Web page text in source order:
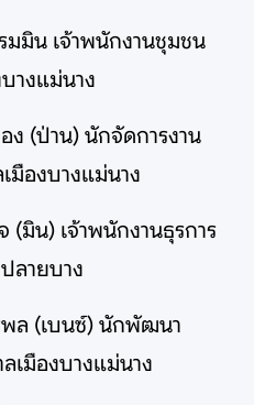
มิน เจ้าพนักงานชุมชน
างแม่นาง
ง (ป่าน) นักจัดการงาน
มืองบางแม่นาง
(มิน) เจ้าพนักงานธุรการ
ลายบาง
ล (เบนซ์) นักพัฒนา
เมืองบางแม่นาง